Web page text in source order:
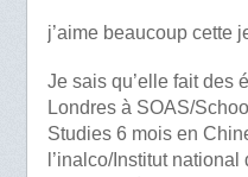
j’aime beaucoup cette
Je sais qu’elle fait
Londres à SOAS/
Studies 6 mois en
l’inalco/Institut